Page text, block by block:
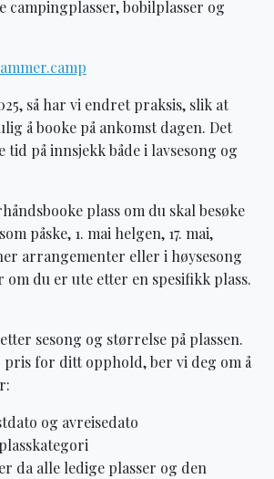
campingplasser, bobilplasser og
så har vi endret praksis, slik at
å booke på ankomst dagen. Det
tid på innsjekk både i lavsesong og
plass om du skal besøke
påske, 1. mai helgen, 17. mai,
arrangementer eller i høysesong
du er ute etter en spesifikk plass.
sesong og størrelse på plassen.
pris for ditt opphold, ber vi deg om å
og avreisedato
da alle ledige plasser og den